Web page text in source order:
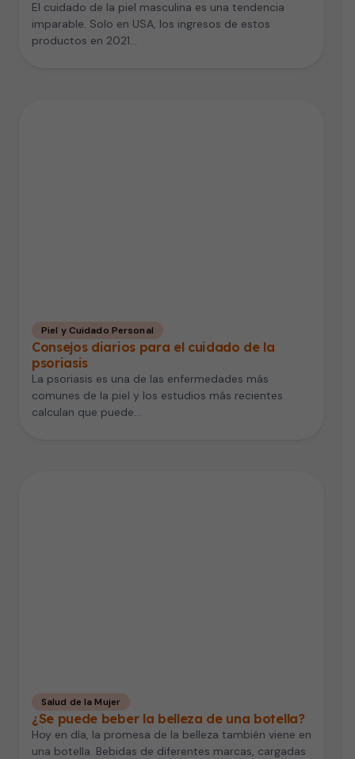
El cuidado de la piel masculina es una tendencia
imparable. Solo en USA, los ingresos de estos
productos en 2021…
Piel y Cuidado Personal
Consejos diarios para el cuidado de la
psoriasis
La psoriasis es una de las enfermedades más
comunes de la piel y los estudios más recientes
calculan que puede…
Salud de la Mujer
¿Se puede beber la belleza de una botella?
Hoy en día, la promesa de la belleza también viene en
una botella. Bebidas de diferentes marcas, cargadas